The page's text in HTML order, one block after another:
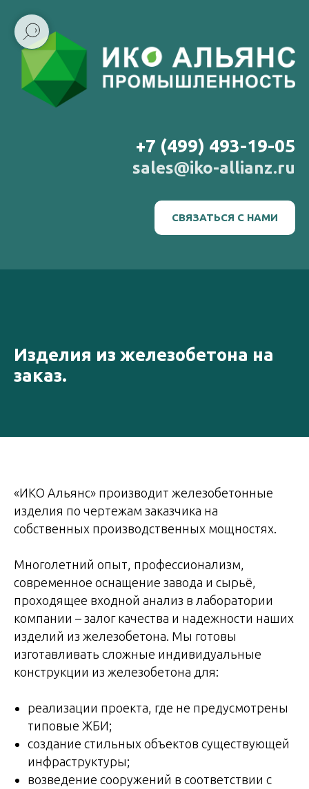
+7 (499) 493-19-05
sales@iko-allianz.ru
СВЯЗАТЬСЯ С НАМИ
Изделия из железобетона на
заказ.
«ИКО Альянс» производит железобетонные
изделия по чертежам заказчика на
собственных производственных мощностях.
Многолетний опыт, профессионализм,
современное оснащение завода и сырьё,
проходящее входной анализ в лаборатории
компании – залог качества и надежности наших
изделий из железобетона. Мы готовы
изготавливать сложные индивидуальные
конструкции из железобетона для:
реализации проекта, где не предусмотрены
типовые ЖБИ;
создание стильных объектов существующей
инфраструктуры;
возведение сооружений в соответствии с